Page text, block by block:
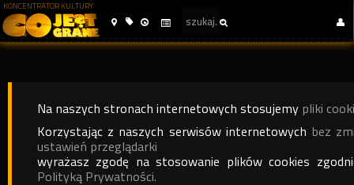
KONCENTRATOR KULTURY
Na naszych stronach internetowych stosujemy pliki
Korzystając z naszych serwisów internetowych bez
ustawień przeglądarki
wyrażasz zgodę na stosowanie plików cookies
Polityką Prywatności.